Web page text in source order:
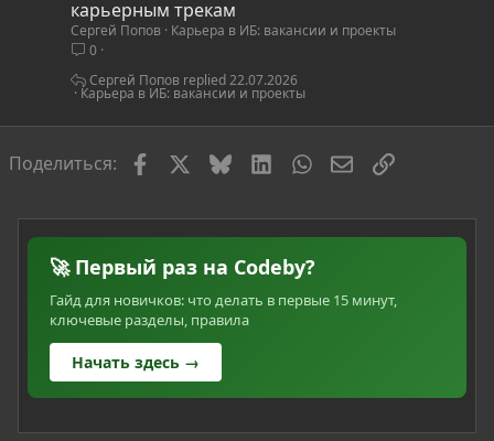
карьерным трекам
Сергей Попов Карьера в ИБ: вакансии и проекты
0
Карьера в ИБ: вакансии и проекты
22.07.2026
Сергей Попов
Поделиться: FacebookBlueskyLinkedInWhatsAppЭлектронная
Ссылка
🚀 Первый раз на Codeby?
Гайд для новичков: что делать в первые 15 минут,
ключевые разделы, правила
Начать здесь →